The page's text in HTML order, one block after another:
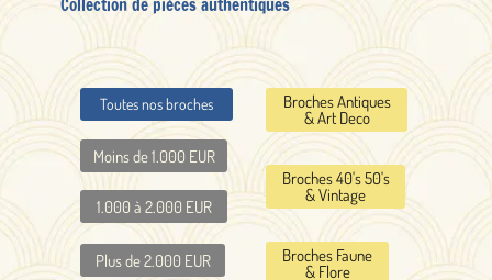
Collection de pièces authentiques
Broches Antiques
& Art Deco
Broches 40's 50's
& Vintage
Broches Faune
& Flore
Toutes nos broches
1.000 à 2.000 EUR
Moins de 1.000 EUR
Plus de 2.000 EUR